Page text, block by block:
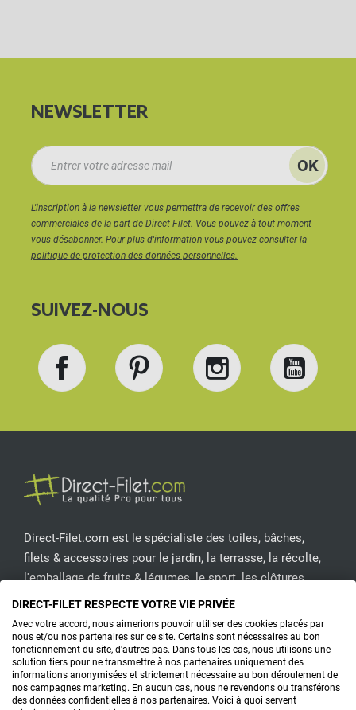
NEWSLETTER
L'inscription à la newsletter vous permettra de recevoir des offres
commerciales de la part de Direct Filet. Vous pouvez à tout moment
vous désabonner. Pour plus d'information vous pouvez consulterla
politique de protection des données personnelles.
SUIVEZ-NOUS
Direct-Filet.com est le spécialiste des toiles, bâches,
filets & accessoires pour le jardin, la terrasse, la récolte,
l'emballage de fruits & légumes, le sport, les clôtures...
CONTACTEZ-NOUS
PRODUITS
DIRECT-FILET RESPECTE VOTRE VIE PRIVÉE
Avec votre accord, nous aimerions pouvoir utiliser des cookies placés par
nous et/ou nos partenaires sur ce site. Certains sont nécessaires au bon
fonctionnement du site, d'autres pas. Dans tous les cas, nous utilisons une
solution tiers pour ne transmettre à nos partenaires uniquement des
informations anonymisées et strictement nécessaire au bon déroulement de
nos campagnes marketing. En aucun cas, nous ne revendons ou transférons
des données confidentielles à nos partenaires. Voici à quoi servent